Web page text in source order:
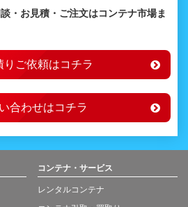
・お見積・ご注文はコンテナ市場ま
りご依頼はコチラ
合わせはコチラ
コンテナ・サービス
レンタルコンテナ